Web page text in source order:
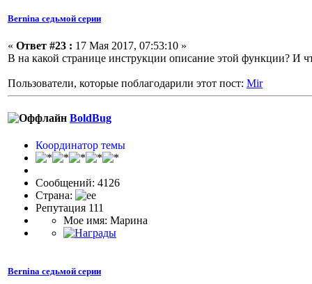
Bernina седьмой серии
« Ответ #23 : 17 Мая 2017, 07:53:10 »
В на какой странице инструкции описание этой функции? И
Пользователи, которые поблагодарили этот пост: Mir
BoldBug
Координатор темы
Сообщений: 4126
Страна:
Репутация 111
Мое имя: Марина
Bernina седьмой серии